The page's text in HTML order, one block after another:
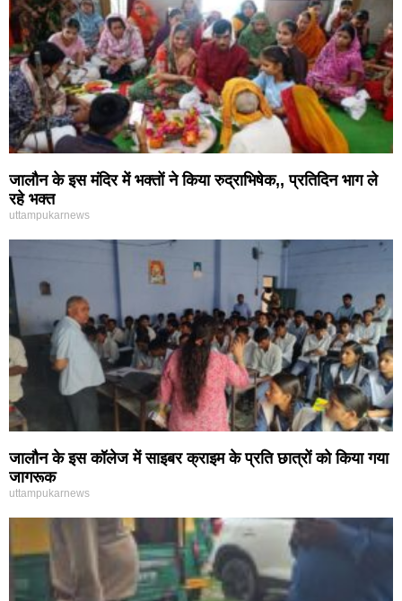
जालौन के इस मंदिर में भक्तों ने किया रुद्राभिषेक,, प्रतिदिन भाग ले
रहे भक्त
uttampukarnews
जालौन के इस कॉलेज में साइबर क्राइम के प्रति छात्रों को किया गया
जागरूक
uttampukarnews